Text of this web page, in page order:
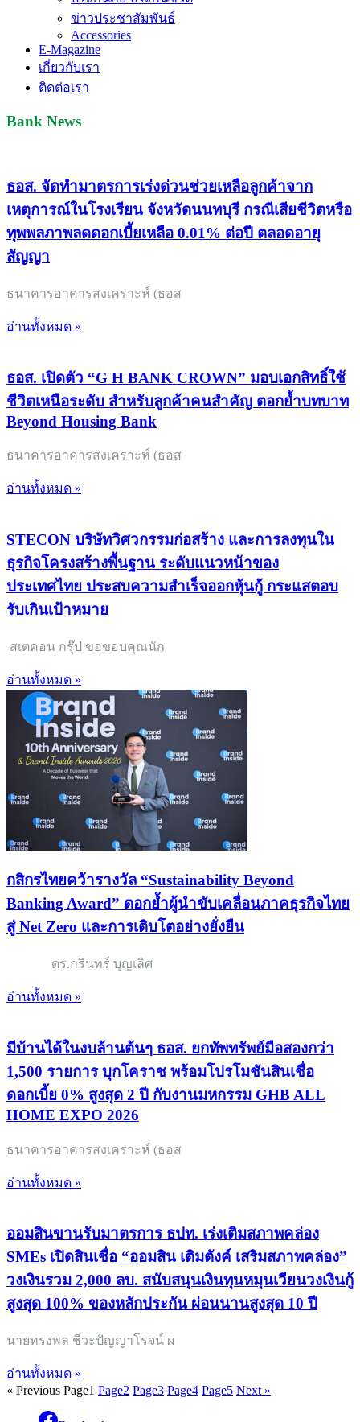
ข่าวประชาสัมพันธ์
Accessories
E-Magazine
เกี่ยวกับเรา
ติดต่อเรา
Bank News
ธอส. จัดทำมาตรการเร่งด่วนช่วยเหลือลูกค้าจาก
เหตุการณ์ในโรงเรียน จังหวัดนนทบุรี กรณีเสียชีวิตหรือ
ทุพพลภาพลดดอกเบี้ยเหลือ 0.01% ต่อปี ตลอดอายุ
สัญญา
ธนาคารอาคารสงเคราะห์ (ธอส
อ่านทั้งหมด »
ธอส. เปิดตัว “G H BANK CROWN” มอบเอกสิทธิ์ใช้
ชีวิตเหนือระดับ สำหรับลูกค้าคนสำคัญ ตอกย้ำบทบาท
Beyond Housing Bank
ธนาคารอาคารสงเคราะห์ (ธอส
อ่านทั้งหมด »
STECON บริษัทวิศวกรรมก่อสร้าง และการลงทุนใน
ธุรกิจโครงสร้างพื้นฐาน ระดับแนวหน้าของ
ประเทศไทย ประสบความสำเร็จออกหุ้นกู้ กระแสตอบ
รับเกินเป้าหมาย
สเตคอน กรุ๊ป ขอขอบคุณนัก
อ่านทั้งหมด »
กสิกรไทยคว้ารางวัล “Sustainability Beyond
Banking Award” ตอกย้ำผู้นำขับเคลื่อนภาคธุรกิจไทย
สู่ Net Zero และการเติบโตอย่างยั่งยืน
ดร.กรินทร์ บุญเลิศ
อ่านทั้งหมด »
มีบ้านได้ในงบล้านต้นๆ ธอส. ยกทัพทรัพย์มือสองกว่า
1,500 รายการ บุกโคราช พร้อมโปรโมชันสินเชื่อ
ดอกเบี้ย 0% สูงสุด 2 ปี กับงานมหกรรม GHB ALL
HOME EXPO 2026
ธนาคารอาคารสงเคราะห์ (ธอส
อ่านทั้งหมด »
ออมสินขานรับมาตรการ ธปท. เร่งเติมสภาพคล่อง
SMEs เปิดสินเชื่อ “ออมสิน เติมตังค์ เสริมสภาพคล่อง”
วงเงินรวม 2,000 ลบ. สนับสนุนเงินทุนหมุนเวียนวงเงินกู้
สูงสุด 100% ของหลักประกัน ผ่อนนานสูงสุด 10 ปี
นายทรงพล ชีวะปัญญาโรจน์ ผ
อ่านทั้งหมด »
« Previous Page1 Page2 Page3 Page4 Page5 Next »